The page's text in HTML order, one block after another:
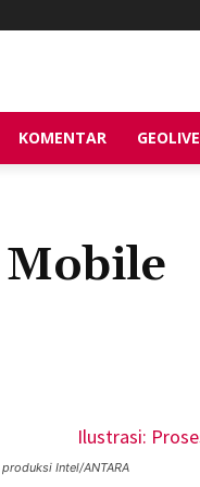
KOMENTAR GEOLIVE
Intel/ANTARA